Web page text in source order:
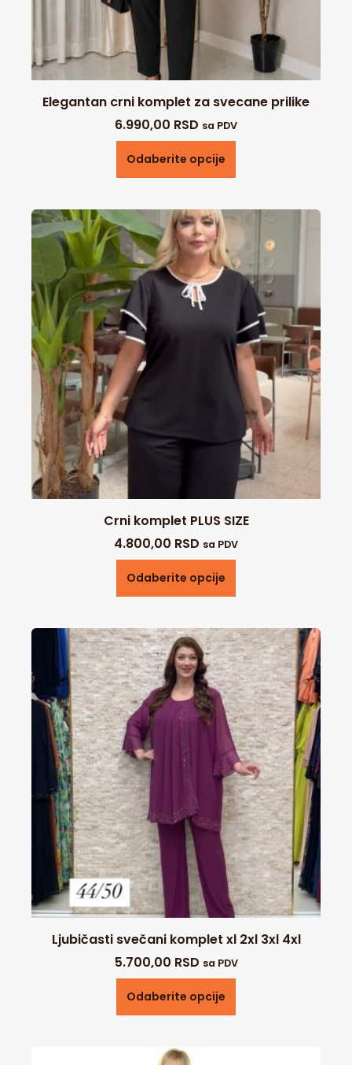
Elegantan crni komplet za svecane prilike
6.990,00 RSD sa PDV
Odaberite opcije
Crni komplet PLUS SIZE
4.800,00 RSD sa PDV
Odaberite opcije
Ljubičasti svečani komplet xl 2xl 3xl 4xl
5.700,00 RSD sa PDV
Odaberite opcije